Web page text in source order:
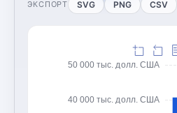
ЭКСПОРТ SVG PNG CSV
40 000 тыс. долл. США
50 000 тыс. долл. США